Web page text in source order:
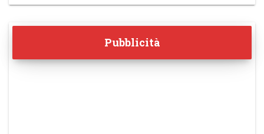
Pubblicità